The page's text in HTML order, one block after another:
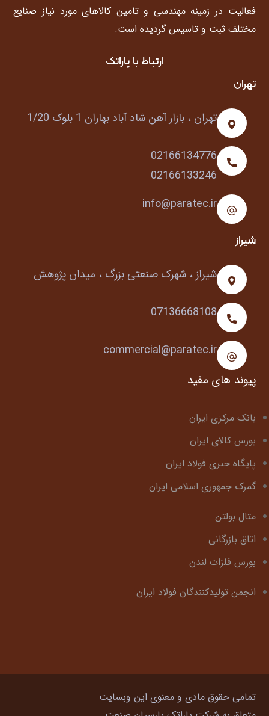
فعالیت در زمینه مهندسی و تامین کالاهای مورد نیاز صنایع
مختلف ثبت و تاسیس گردیده است.
ارتباط با پاراتک
تهران
تهران ، بازار آهن شاد آباد بهاران 1 بلوک 1/20
02166134776
02166133246
info@paratec.ir
شیراز
شیراز ، شهرک صنعتی بزرگ ، میدان پژوهش
07136668108
commercial@paratec.ir
پیوند های مفید
بانک مرکزی ایران
بورس کالای ایران
پایگاه خبری فولاد ایران
گمرک جمهوری اسلامی ایران
متال بولتن
اتاق بازرگانی
بورس فلزات لندن
انجمن تولیدکنندگان فولاد ایران
تمامی حقوق مادی و معنوی این وبسایت